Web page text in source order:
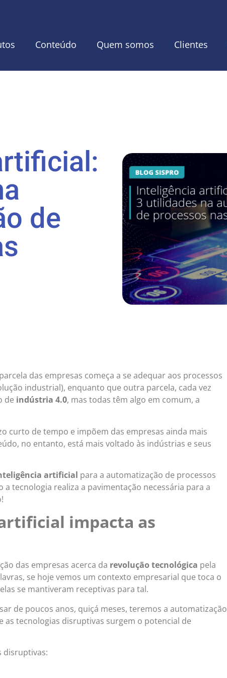
Conteúdo Quem somos Clientes
de
das empresas começa a se adequar aos processos
industrial), enquanto que outra parcela, cada vez
de indústria 4.0, mas todas têm algo em comum, a
curto de tempo e impõem das empresas ainda mais
no entanto, está mais voltado às indústrias e seus
artificial para a automatização de processos
tecnologia realiza a pavimentação necessária para a
impacta as
das empresas acerca da revolução tecnológica pela
se hoje vemos um contexto empresarial que toca o
se mantiveram receptivas para tal.
de poucos anos, quiçá meses, teremos a automatização
tecnologias disruptivas surgem o potencial de
disruptivas: